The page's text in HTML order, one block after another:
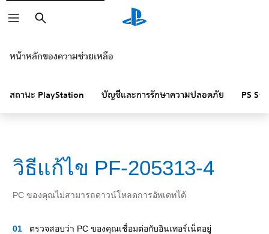
หน้าหลักของความช่วยเหลือ
สถานะ PlayStation บัญชีและการรักษาความปลอดภัย PS
วิธีแก้ไข PF-205313-4
PC ของคุณไม่สามารถดาวน์โหลดการอัพเดทได้
ตรวจสอบว่า PC ของคุณเชื่อมต่อกับอินเทอร์เน็ตอยู่